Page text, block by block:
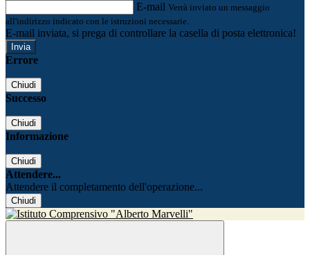
E-mail Verrà inviato un messaggio
all'indirizzo indicato con le istruzioni necessarie.
E-mail inviata, si prega di controllare la casella di posta elettronica!
Errore
Chiudi
Successo
Chiudi
Informazione
Chiudi
Attendere...
Attendere il completamento dell'operazione...
Chiudi